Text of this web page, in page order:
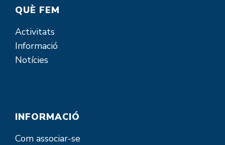
QUÈ FEM
Activitats
Informació
Notícies
INFORMACIÓ
Com associar-se